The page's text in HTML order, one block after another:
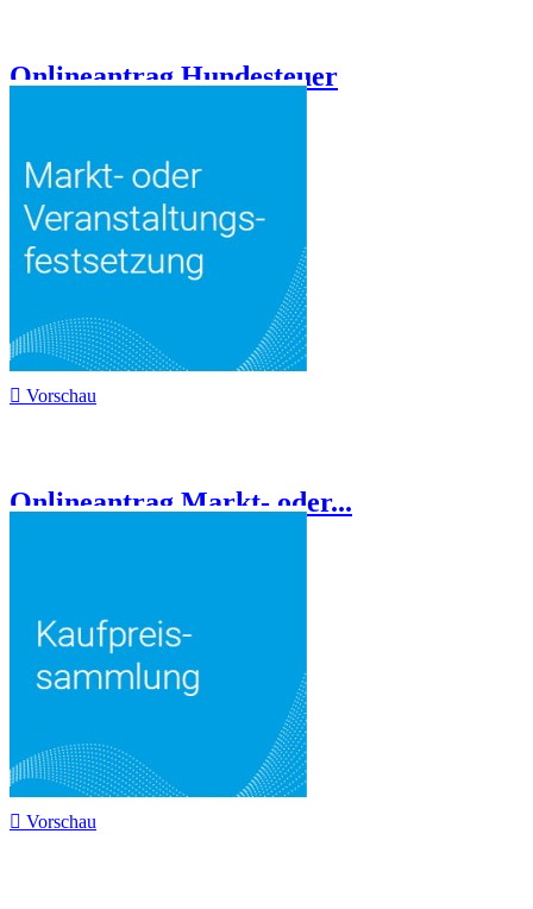
Onlineantrag Hundesteuer
 Vorschau
Onlineantrag Markt- oder...
 Vorschau